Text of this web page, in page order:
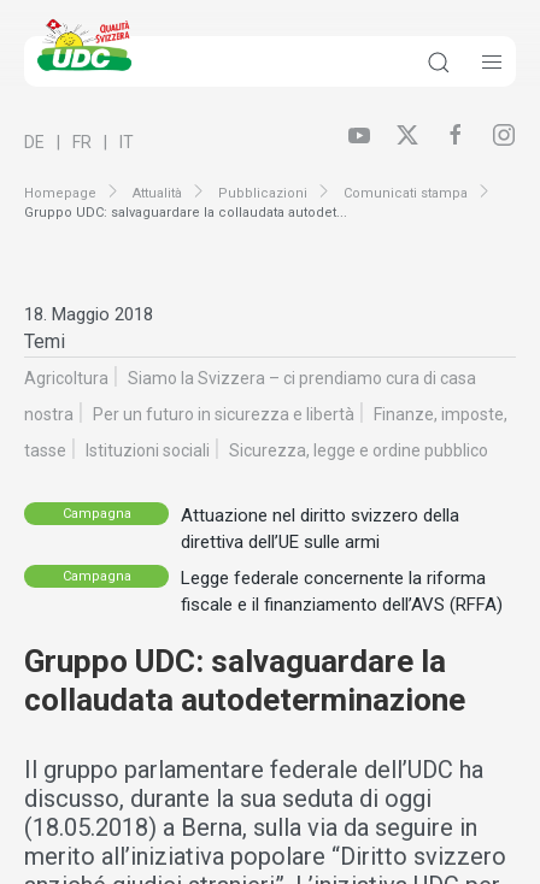
Homepage Attualità Pubblicazioni
Comunicati stampa
Gruppo UDC: salvaguardare la collaudata autodet...
DE FR IT
18. Maggio 2018
Temi
Agricoltura
Siamo la Svizzera – ci prendiamo cura di casa
nostra
Per un futuro in sicurezza e libertà
Finanze, imposte,
tasse
Istituzioni sociali Sicurezza, legge e ordine pubblico
Campagna
Attuazione nel diritto svizzero della
direttiva dell’UE sulle armi
Campagna
Legge federale concernente la riforma
fiscale e il finanziamento dell’AVS (RFFA)
Gruppo UDC: salvaguardare la
collaudata autodeterminazione
Il gruppo parlamentare federale dell’UDC ha
discusso, durante la sua seduta di oggi
(18.05.2018) a Berna, sulla via da seguire in
merito all’iniziativa popolare “Diritto svizzero